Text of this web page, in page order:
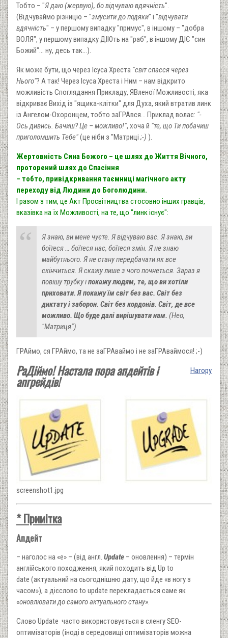
Тобто – "Я даю (жервую), бо відчуваю вдячність".
(Відчуваймо різницю – "змусити до подяки" і "відчувати
вдячність" – у першому випадку "примус", в іншому – "добра
ВОЛЯ", у першому випадку ДІЮть на "раб", в іншому ДІЄ "син
Божий"… ну, десь так…).
Як може бути, що через Ісуса Хреста "світ спасся через
Нього"? А так! Через Ісуса Хреста і Ним – нам відкрито
можливість Споглядання Прикладу, ЯВленої Можливості, яка
відкриває Вихід із "ящика-клітки" для Духа, який втратив линк
із Ангелом-Охоронцем, тобто заГРАвся… Приклад волає: "-
Ось дивись. Бачиш? Це – можливо!", хоча й "те, що Ти побачиш
приголомшить Тебе"(це ніби з "Матриці ;-) ).
Жертовність Сина Божого – це шлях до Життя Вічного,
проторений шлях до Спасіння
– тобто, привідкривання таємниці магічного акту
переходу від Людини до Боголюдини.
І разом з тим, це Акт Просвітництва стосовно інших гравців,
вказівка на їх Можливості, на те, що "линк існує":
Я знаю, ви мене чуєте. Я відчуваю вас. Я знаю, ви
боїтеся … боїтеся нас, боїтеся змін. Я не знаю
майбутнього. Я не стану передбачати як все
скінчиться. Я скажу лише з чого почнеться. Зараз я
повішу трубку іпокажу людям, те, що ви хотіли
приховати. Я покажу їм світ без вас. Світ без
диктату і заборон. Світ без кордонів. Світ, де все
можливо. Що буде далі вирішувати нам. (Нео,
"Матриця")
ГРАймо, ся ГРАймо, та не заГРАваймо і не заГРАваймося! ;-)
Нагору
РаДіймо! Настала пора апдейтів і
апгрейдів!
screenshot1.jpg
* Примітка
Апдейт
– наголос на «е» – (від англ. Update – оновлення) – термін
англійського походження, який походить від Up to
date (актуальний на сьогоднішню дату, що йде «в ногу з
часом»), а дієслово to update перекладається саме як
«оновлювати до самого актуального стану».
Слово Update часто використовується в сленгу SEO-
оптимізаторів (іноді в середовищі оптимізаторів можна